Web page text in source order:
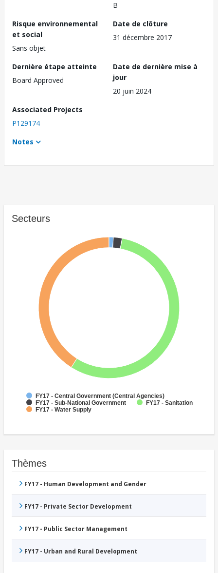
B
Risque environnemental
et social
Sans objet
Date de clôture
31 décembre 2017
Dernière étape atteinte
Board Approved
Date de dernière mise à
jour
20 juin 2024
Associated Projects
P129174
Notes
Secteurs
FY17 - Central Government (Central Agencies)
FY17 - Sub-National Government
FY17 - Sanitation
FY17 - Water Supply
Thèmes
FY17 - Human Development and Gender
FY17 - Private Sector Development
FY17 - Public Sector Management
FY17 - Urban and Rural Development